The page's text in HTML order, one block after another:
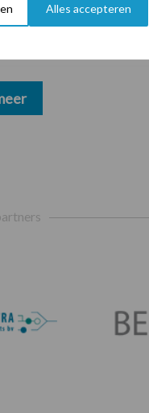
Alles accepteren